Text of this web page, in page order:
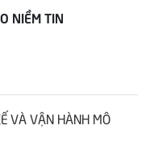
NIỀM TIN
VÀ VẬN HÀNH MÔ